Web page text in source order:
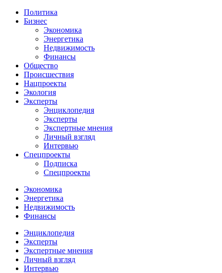
Политика
Бизнес
Экономика
Энергетика
Недвижимость
Финансы
Общество
Происшествия
Нацпроекты
Экология
Эксперты
Энциклопедия
Эксперты
Экспертные мнения
Личный взгляд
Интервью
Спецпроекты
Подписка
Спецпроекты
Экономика
Энергетика
Недвижимость
Финансы
Энциклопедия
Эксперты
Экспертные мнения
Личный взгляд
Интервью